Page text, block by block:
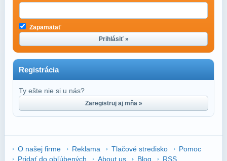
Zapamätať
Prihlásiť »
Registrácia
Ty ešte nie si u nás?
Zaregistruj aj mňa »
O našej firme Reklama Tlačové stredisko
Pomoc
Pridať do obľúbených
About us Blog RSS